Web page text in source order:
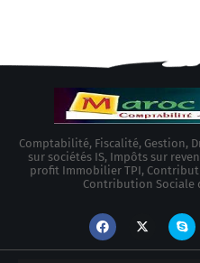
Comptabilité, Fiscalité, Gestion,
sur sociétés IS, Impôts sur
profit Immobilier TPI,
Contribution Sociale